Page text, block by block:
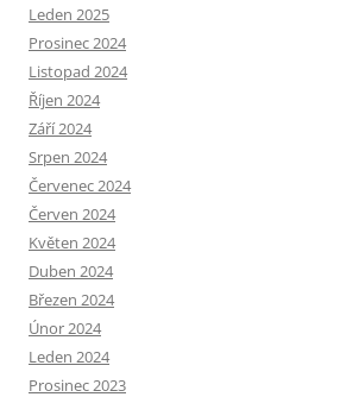
Leden 2025
Prosinec 2024
Listopad 2024
Říjen 2024
Září 2024
Srpen 2024
Červenec 2024
Červen 2024
Květen 2024
Duben 2024
Březen 2024
Únor 2024
Leden 2024
Prosinec 2023